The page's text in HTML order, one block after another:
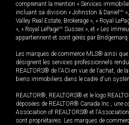
comprenant la mention « Services
incluant sa division « Johnston & Daniel MD
Valley Real Estate, Brokerage », « Royal
», « Royal LePageMD Sussex », et « Les
appartiennent et sont gérés par Bridgemarq
Les marques de commerce MLS® ainsi
désignent les services professionnels
REALTORS® de l'ACI en vue de l'achat, de
biens immobiliers dans le cadre d'un
REALTOR®, REALTORS® et le logo
déposées de REALTOR® Canada Inc., une
Association of REALTORS® et
sont propriétaires. Les marques de